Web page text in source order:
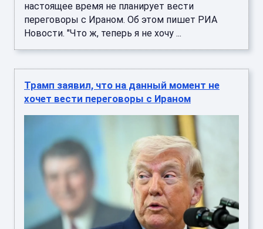
настоящее время не планирует вести
переговоры с Ираном. Об этом пишет РИА
Новости. "Что ж, теперь я не хочу ...
Трамп заявил, что на данный момент не
хочет вести переговоры с Ираном